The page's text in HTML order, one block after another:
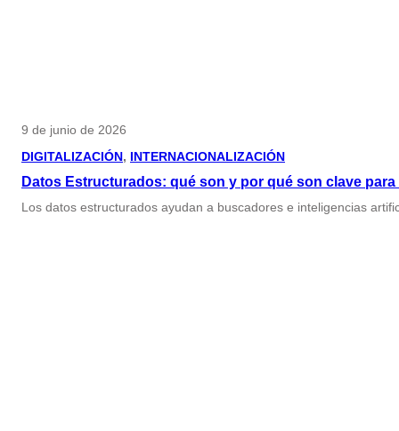
9 de junio de 2026
DIGITALIZACIÓN, INTERNACIONALIZACIÓN
Datos Estructurados: qué son y por qué son clave
Los datos estructurados ayudan a buscadores e inteligencias